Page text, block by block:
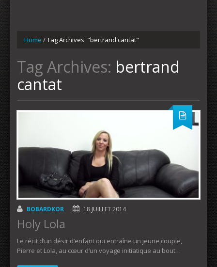
Home /Tag Archives: "bertrand cantat"
Tag Archives: bertrand
cantat
BOBARDKOR 18 JUILLET 2014
Holy Lola
Le récit d’un désir d’enfant qui entraîne un jeune couple,
Pierre et Lola, au cœur d’un voyage initiatique au bout…